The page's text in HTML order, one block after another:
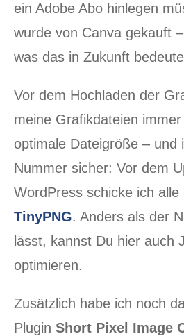
ein Adobe Abo hinlegen
wurde von Canva gekauft
was das in Zukunft
Vor dem Hochladen der
meine Grafikdateien
optimale Dateigröße – und
Nummer sicher: Vor dem
WordPress schicke ich alle
TinyPNG. Anders als der
lässt, kannst Du hier auch
optimieren.
Zusätzlich habe ich noch
Plugin Short Pixel Image